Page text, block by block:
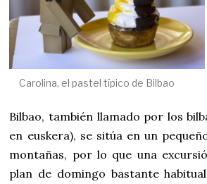
Carolina, el pastel típico de Bilbao
Bilbao, también llamado por los
en euskera), se sitúa en un
montañas, por lo que una
plan de domingo bastante